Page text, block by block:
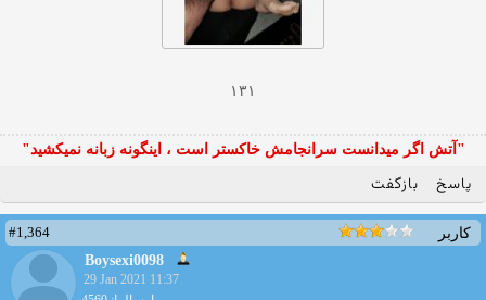
۱۳۱
"آتش اگر ميدانست سرانجامش خاكستر است ، اينگونه زبانه نميكشيد"
پاسخ بازگفت
کاربر
#1,364
Boysexi0098
29 Jan 2021 11:37